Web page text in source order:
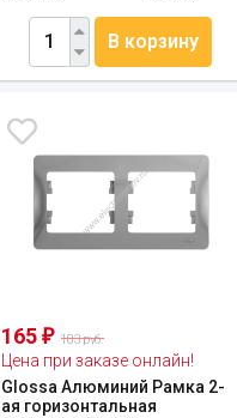
В корзину
165₽ 183 руб.
Цена при заказе онлайн!
Glossa Алюминий Рамка 2-
ая горизонтальная